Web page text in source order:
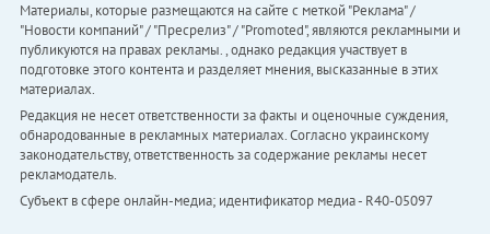
Материалы, которые размещаются на сайте с меткой "Реклама" /
"Новости компаний" / "Пресрелиз" / "Promoted", являются рекламными и
публикуются на правах рекламы. , однако редакция участвует в
подготовке этого контента и разделяет мнения, высказанные в этих
материалах.
Редакция не несет ответственности за факты и оценочные суждения,
обнародованные в рекламных материалах. Согласно украинскому
законодательству, ответственность за содержание рекламы несет
рекламодатель.
Субъект в сфере онлайн-медиа; идентификатор медиа - R40-05097